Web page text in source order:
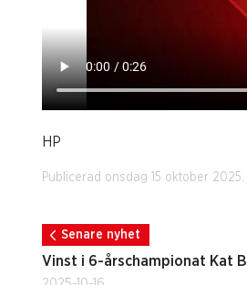
HP
Publicerad onsdag 15 oktober 2025.
Senare nyhet
Vinst i 6-årschampionat Kat B